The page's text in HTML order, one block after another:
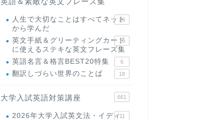
人生で大切なことはすべてネット
から学んだ
23
英文手紙＆グリーティングカード
に使えるステキな英文フレーズ集
19
英語名言＆格言BEST20特集 6
翻訳しづらい世界のことば 18
大学入試英語対策講座 661
2026年大学入試英文法・イディ11